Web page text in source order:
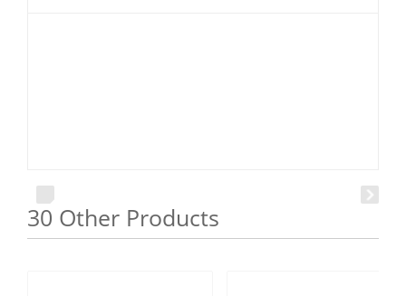
30 Other Products